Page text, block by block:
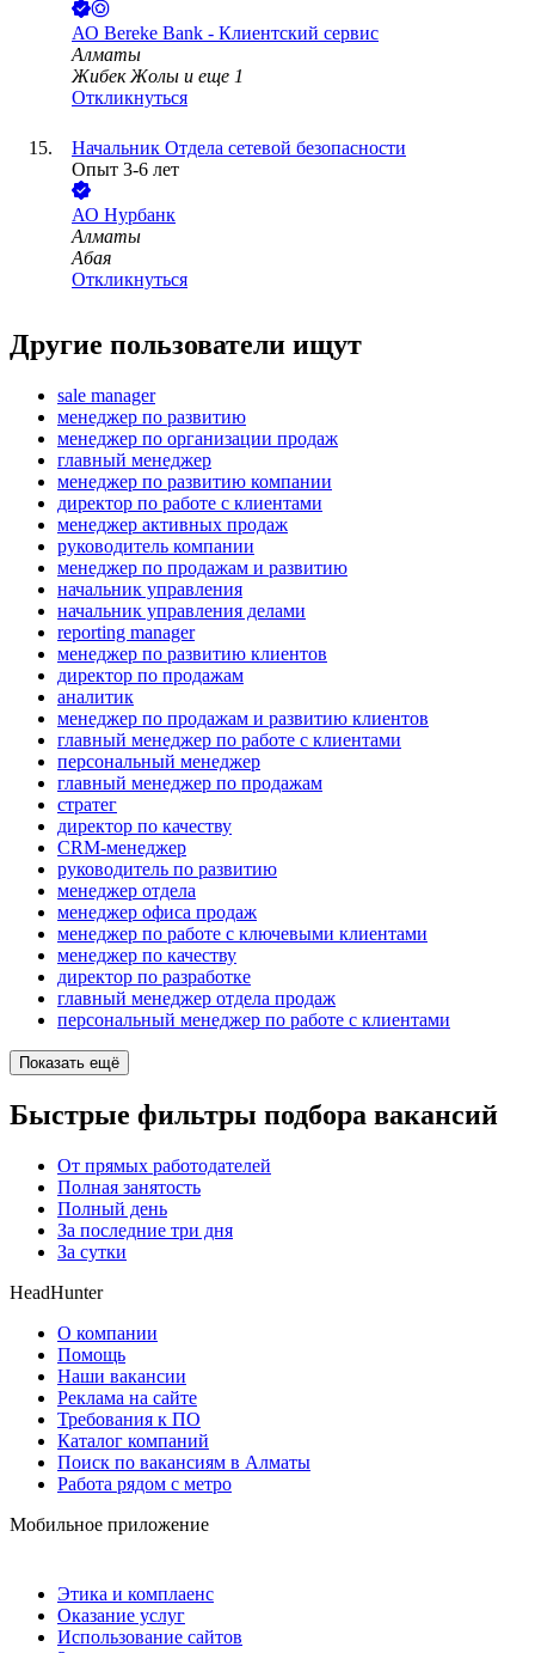
АО Bereke Bank - Клиентский сервис
Алматы
Жибек Жолы и еще 1
Откликнуться
Начальник Отдела сетевой безопасности
Опыт 3-6 лет
АО Нурбанк
Алматы
Абая
Откликнуться
Другие пользователи ищут
sale manager
менеджер по развитию
менеджер по организации продаж
главный менеджер
менеджер по развитию компании
директор по работе с клиентами
менеджер активных продаж
руководитель компании
менеджер по продажам и развитию
начальник управления
начальник управления делами
reporting manager
менеджер по развитию клиентов
директор по продажам
аналитик
менеджер по продажам и развитию клиентов
главный менеджер по работе с клиентами
персональный менеджер
главный менеджер по продажам
стратег
директор по качеству
CRM-менеджер
руководитель по развитию
менеджер отдела
менеджер офиса продаж
менеджер по работе с ключевыми клиентами
менеджер по качеству
директор по разработке
главный менеджер отдела продаж
персональный менеджер по работе с клиентами
Показать ещё
Быстрые фильтры подбора вакансий
От прямых работодателей
Полная занятость
Полный день
За последние три дня
За сутки
HeadHunter
О компании
Помощь
Наши вакансии
Реклама на сайте
Требования к ПО
Каталог компаний
Поиск по вакансиям в Алматы
Работа рядом с метро
Мобильное приложение
Этика и комплаенс
Оказание услуг
Использование сайтов